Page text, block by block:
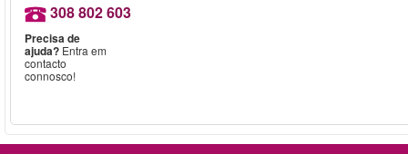
308 802 603
Precisa de
ajuda? Entra em
contacto
connosco!